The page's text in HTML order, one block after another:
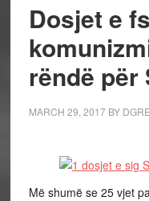
Dosjet e
rëndë për
MARCH 29, 2017BY
Më shumë se 25 vjet